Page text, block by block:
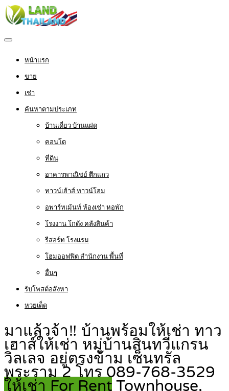
หน้าแรก
ขาย
เช่า
ค้นหาตามประเภท
บ้านเดี่ยว บ้านแฝด
คอนโด
ที่ดิน
อาคารพาณิชย์ ตึกแถว
ทาวน์เฮ้าส์ ทาวน์โฮม
อพาร์ทเม้นท์ ห้องเช่า หอพัก
โรงงาน โกดัง คลังสินค้า
รีสอร์ท โรงแรม
โฮมออฟฟิต สำนักงาน พื้นที่
อื่นๆ
รับโพสต์อสังหา
หวยเด็ด
มาแล้วจ้า‼️ บ้านพร้อมให้เช่า ทาว
เฮาส์ให้เช่า หมู่บ้านสินทวีแกรน
วิลเลจ อยู่ตรงข้าม เซ็นทรัล
พระราม 2 โทร 089-768-3529
ให้เช่า For Rent Townhouse,